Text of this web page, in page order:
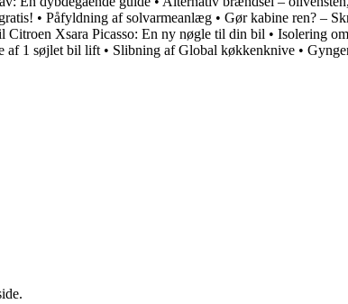
• Påfyldning af solvarmeanlæg • Gør kabine ren? –
Citroen Xsara Picasso: En ny nøgle til din bil • Isolering
af 1 søjlet bil lift • Slibning af Global køkkenknive •